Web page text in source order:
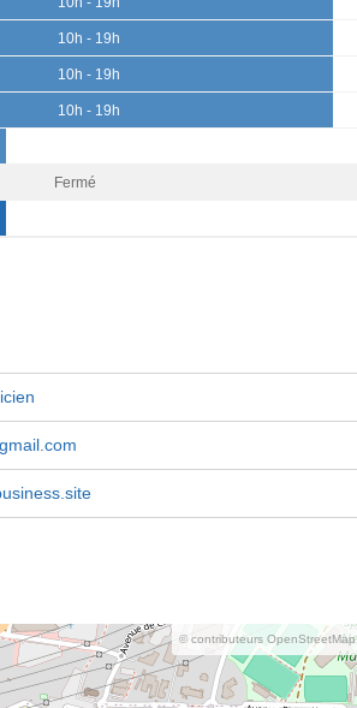
10h - 19h
10h - 19h
10h - 19h
Fermé
© contributeurs OpenStreetMap